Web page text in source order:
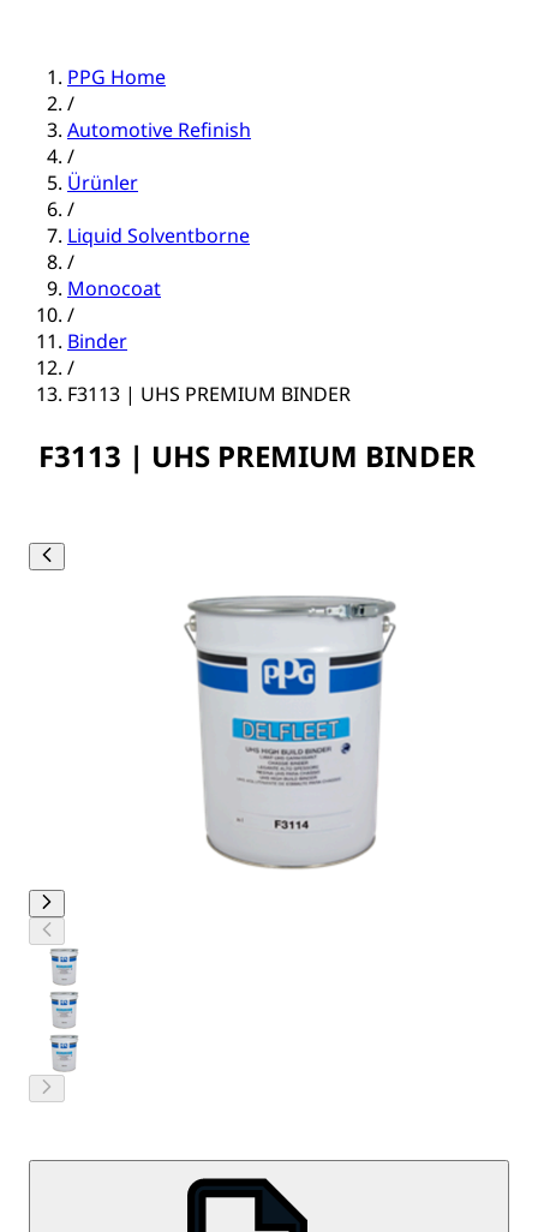
PPG Home
/
Automotive Refinish
/
Ürünler
/
Liquid Solventborne
/
Monocoat
/
Binder
/
F3113 | UHS PREMIUM BINDER
F3113 | UHS PREMIUM BINDER